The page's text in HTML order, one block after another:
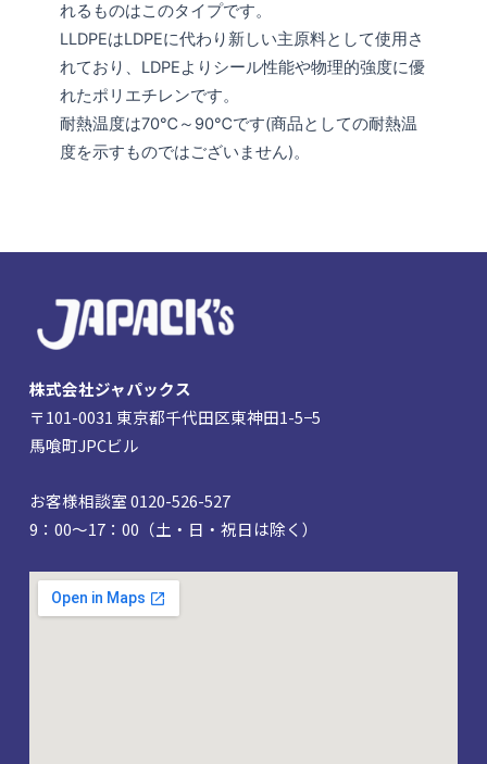
れるものはこのタイプです。
LLDPEはLDPEに代わり新しい主原料として使用さ
れており、LDPEよりシール性能や物理的強度に優
れたポリエチレンです。
耐熱温度は70℃～90℃です(商品としての耐熱温
度を示すものではございません)。
株式会社ジャパックス
〒101-0031 東京都千代田区東神田1-5−5
馬喰町JPCビル
お客様相談室 0120-526-527
9：00～17：00（土・日・祝日は除く）